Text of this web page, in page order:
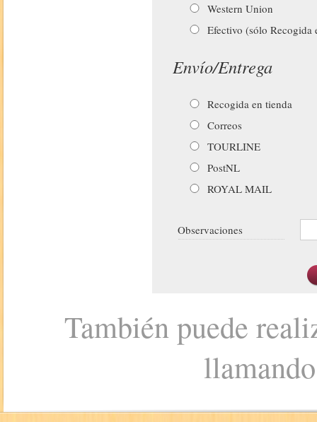
Western Union
Efectivo (sólo Recogida
Envío/Entrega
Recogida en tienda
Correos
TOURLINE
PostNL
ROYAL MAIL
Observaciones
También puede